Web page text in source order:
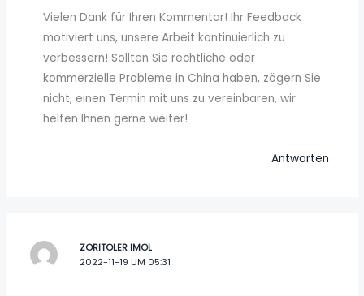
Vielen Dank für Ihren Kommentar! Ihr Feedback
motiviert uns, unsere Arbeit kontinuierlich zu
verbessern! Sollten Sie rechtliche oder
kommerzielle Probleme in China haben, zögern Sie
nicht, einen Termin mit uns zu vereinbaren, wir
helfen Ihnen gerne weiter!
Antworten
ZORITOLER IMOL
2022-11-19 UM 05:31